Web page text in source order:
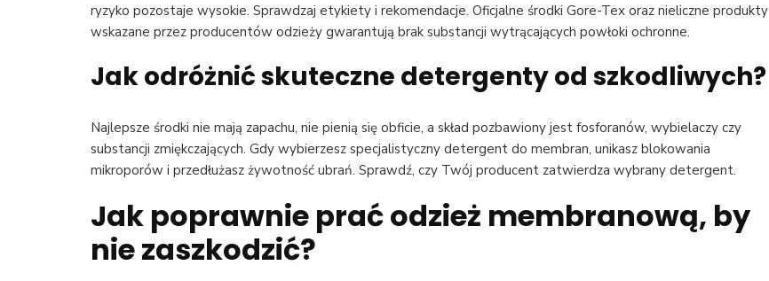
ryzyko pozostaje wysokie. Sprawdzaj etykiety i rekomendacje. Oficjalne środki Gore-Tex oraz nieliczne produkty
wskazane przez producentów odzieży gwarantują brak substancji wytrącających powłoki ochronne.
Jak odróżnić skuteczne detergenty od szkodliwych?
Najlepsze środki nie mają zapachu, nie pienią się obficie, a skład pozbawiony jest fosforanów, wybielaczy czy
substancji zmiękczających. Gdy wybierzesz specjalistyczny detergent do membran, unikasz blokowania
mikroporów i przedłużasz żywotność ubrań. Sprawdź, czy Twój producent zatwierdza wybrany detergent.
Jak poprawnie prać odzież membranową, by
nie zaszkodzić?